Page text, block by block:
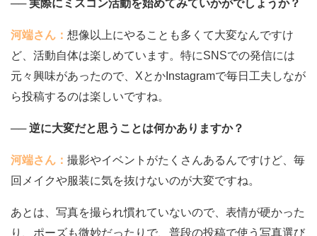
── 実際にミスコン活動を始めてみていかがでしょうか？
河端さん： 想像以上にやることも多くて大変なんですけ
ど、活動自体は楽しめています。特にSNSでの発信には
元々興味があったので、XとかInstagramで毎日工夫しなが
ら投稿するのは楽しいですね。
── 逆に大変だと思うことは何かありますか？
河端さん： 撮影やイベントがたくさんあるんですけど、毎
回メイクや服装に気を抜けないのが大変ですね。
あとは、写真を撮られ慣れていないので、表情が硬かった
り、ポーズも微妙だったりで、普段の投稿で使う写真選び